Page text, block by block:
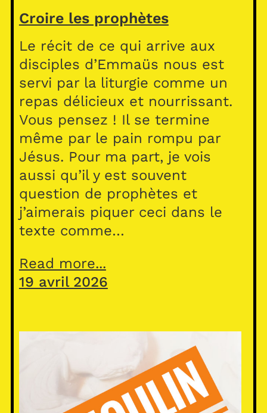
Croire les prophètes
Le récit de ce qui arrive aux
disciples d’Emmaüs nous est
servi par la liturgie comme un
repas délicieux et nourrissant.
Vous pensez ! Il se termine
même par le pain rompu par
Jésus. Pour ma part, je vois
aussi qu’il y est souvent
question de prophètes et
j’aimerais piquer ceci dans le
texte comme…
Read more...
19 avril 2026